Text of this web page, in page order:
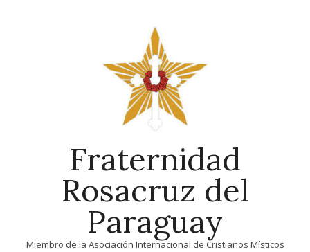
Fraternidad
Rosacruz del
Paraguay
Miembro de la Asociación Internacional de Cristianos Místicos